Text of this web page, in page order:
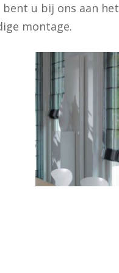
bent u bij ons aan
montage.